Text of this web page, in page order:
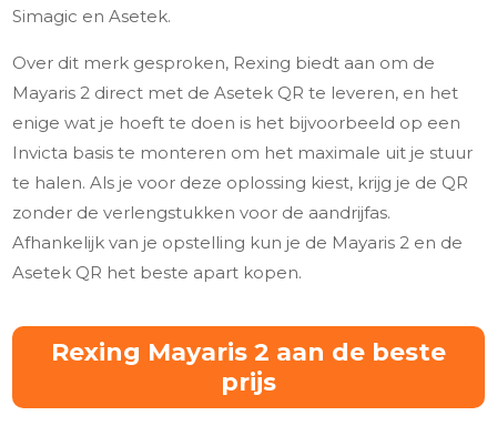
Simagic en Asetek.
Over dit merk gesproken, Rexing biedt aan om de
Mayaris 2 direct met de Asetek QR te leveren, en het
enige wat je hoeft te doen is het bijvoorbeeld op een
Invicta basis te monteren om het maximale uit je stuur
te halen. Als je voor deze oplossing kiest, krijg je de QR
zonder de verlengstukken voor de aandrijfas.
Afhankelijk van je opstelling kun je de Mayaris 2 en de
Asetek QR het beste apart kopen.
Rexing Mayaris 2 aan de beste
prijs